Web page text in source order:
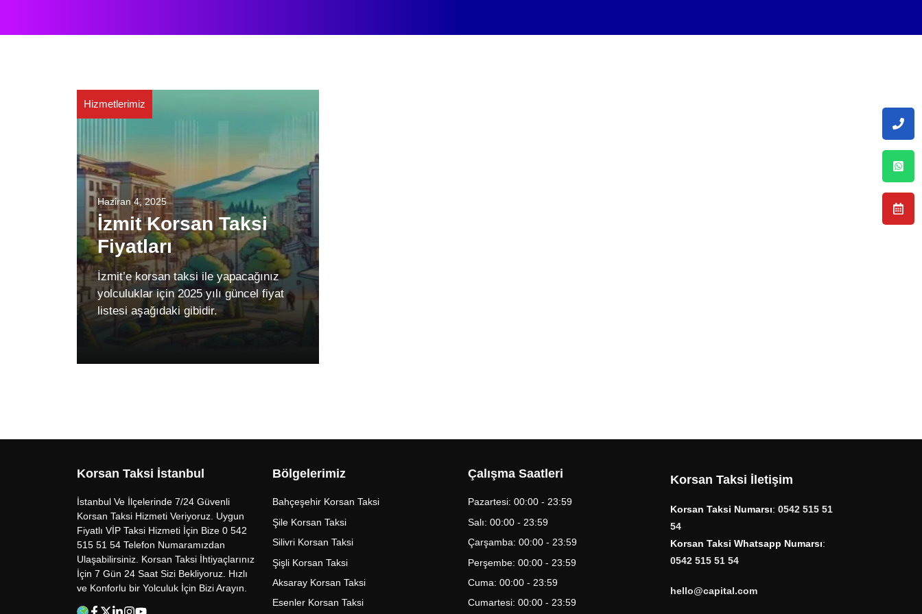
Hizmetlerimiz
Haziran 4, 2025
İzmit Korsan Taksi
Fiyatları
İzmit’e korsan taksi ile yapacağınız
yolculuklar için 2025 yılı güncel fiyat
listesi aşağıdaki gibidir.
Korsan Taksi İstanbul
İstanbul Ve İlçelerinde 7/24 Güvenli
Korsan Taksi Hizmeti Veriyoruz. Uygun
Fiyatlı VİP Taksi Hizmeti İçin Bize 0 542
515 51 54 Telefon Numaramızdan
Ulaşabilirsiniz. Korsan Taksi İhtiyaçlarınız
İçin 7 Gün 24 Saat Sizi Bekliyoruz. Hızlı
ve Konforlu bir Yolculuk İçin Bizi Arayın.
Bölgelerimiz
Bahçeşehir Korsan Taksi
Şile Korsan Taksi
Silivri Korsan Taksi
Şişli Korsan Taksi
Aksaray Korsan Taksi
Esenler Korsan Taksi
Çalışma Saatleri
Pazartesi: 00:00 - 23:59
Salı: 00:00 - 23:59
Çarşamba: 00:00 - 23:59
Perşembe: 00:00 - 23:59
Cuma: 00:00 - 23:59
Cumartesi: 00:00 - 23:59
Korsan Taksi İletişim
Korsan Taksi Numarsı: 0542 515 51
54
Korsan Taksi Whatsapp Numarsı:
0542 515 51 54
hello@capital.com